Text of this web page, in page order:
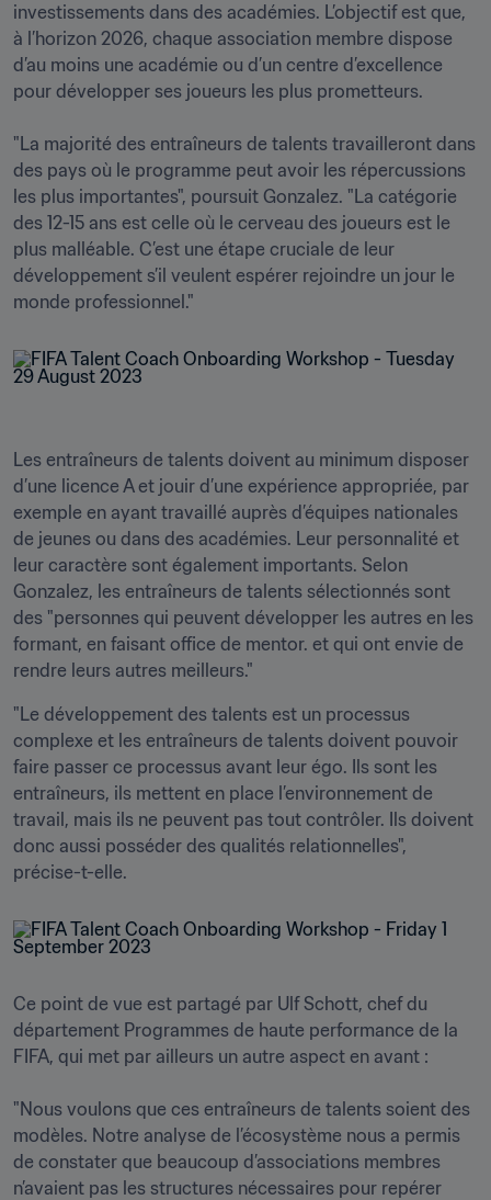
investissements dans des académies. L’objectif est que,
à l’horizon 2026, chaque association membre dispose
d’au moins une académie ou d’un centre d’excellence
pour développer ses joueurs les plus prometteurs.
"La majorité des entraîneurs de talents travailleront dans
des pays où le programme peut avoir les répercussions
les plus importantes", poursuit Gonzalez. "La catégorie
des 12-15 ans est celle où le cerveau des joueurs est le
plus malléable. C’est une étape cruciale de leur
développement s’il veulent espérer rejoindre un jour le
Les entraîneurs de talents doivent au minimum disposer
d’une licence A et jouir d’une expérience appropriée, par
exemple en ayant travaillé auprès d’équipes nationales
de jeunes ou dans des académies. Leur personnalité et
leur caractère sont également importants. Selon
Gonzalez, les entraîneurs de talents sélectionnés sont
des "personnes qui peuvent développer les autres en les
formant, en faisant office de mentor. et qui ont envie de
rendre leurs autres meilleurs."
"Le développement des talents est un processus
complexe et les entraîneurs de talents doivent pouvoir
faire passer ce processus avant leur égo. Ils sont les
entraîneurs, ils mettent en place l’environnement de
travail, mais ils ne peuvent pas tout contrôler. Ils doivent
donc aussi posséder des qualités relationnelles",
Ce point de vue est partagé par Ulf Schott, chef du
département Programmes de haute performance de la
FIFA, qui met par ailleurs un autre aspect en avant :
"Nous voulons que ces entraîneurs de talents soient des
modèles. Notre analyse de l’écosystème nous a permis
de constater que beaucoup d’associations membres
n’avaient pas les structures nécessaires pour repérer